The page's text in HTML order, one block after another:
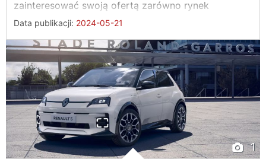
zainteresować swoją ofertą zarówno rynek
samochodów ...
Data publikacji: 2024-05-21
1